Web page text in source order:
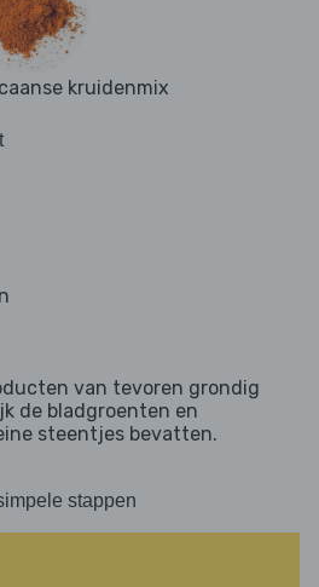
kruidenmix
van tevoren grondig
de bladgroenten en
steentjes bevatten.
stappen